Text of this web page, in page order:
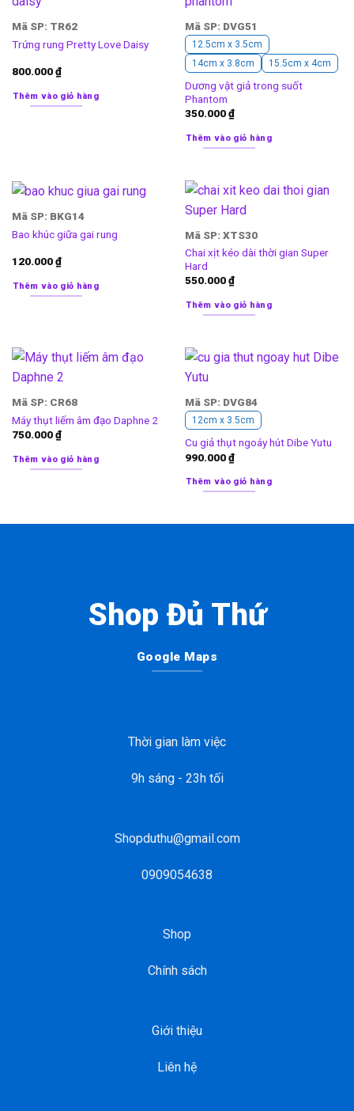
Mã SP: TR62
Trứng rung Pretty Love Daisy
800.000₫
Thêm vào giỏ hàng
Mã SP: DVG51
12.5cm x 3.5cm
14cm x 3.8cm
15.5cm x 4cm
Dương vật giả trong suốt
Phantom
350.000₫
Thêm vào giỏ hàng
Mã SP: BKG14
Bao khúc giữa gai rung
120.000₫
Thêm vào giỏ hàng
Mã SP: XTS30
Chai xịt kéo dài thời gian Super
Hard
550.000₫
Thêm vào giỏ hàng
Mã SP: CR68
Máy thụt liếm âm đạo Daphne 2
750.000₫
Thêm vào giỏ hàng
Mã SP: DVG84
12cm x 3.5cm
Cu giả thụt ngoáy hút Dibe Yutu
990.000₫
Thêm vào giỏ hàng
Shop Đủ Thứ
Google Maps
Thời gian làm việc
9h sáng - 23h tối
Shopduthu@gmail.com
0909054638
Shop
Chính sách
Giới thiệu
Liên hệ